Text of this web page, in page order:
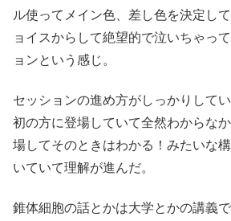
ル使ってメイン色、差し色を決定し
ョイスからして絶望的で泣いちゃっ
ョンという感じ。
セッションの進め方がしっかりして
初の方に登場していて全然わからな
場してそのときはわかる！みたいな
いていて理解が進んだ。
錐体細胞の話とかは大学とかの講義